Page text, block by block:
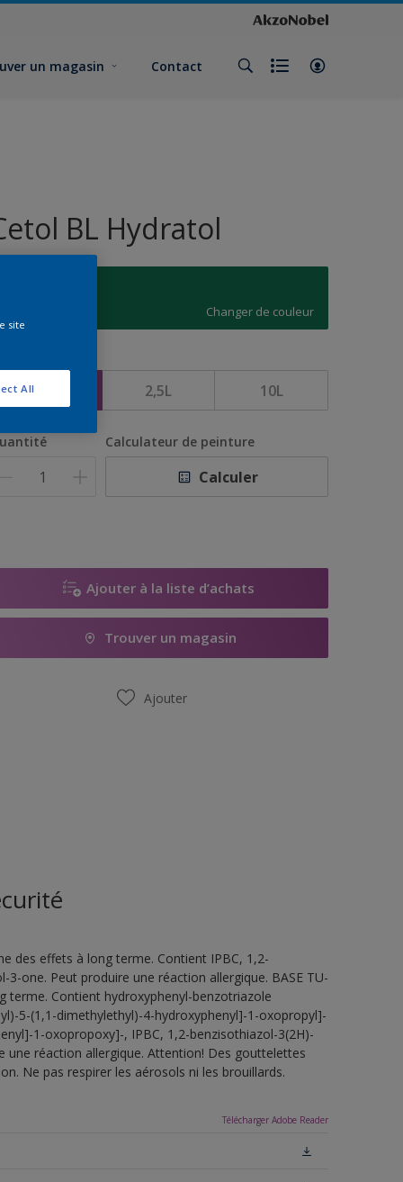
un magasin Contact
BL Hydratol
Changer de couleur
2,5L 10L
Calculateur de peinture
Calculer
Ajouter à la liste d’achats
Trouver un magasin
Ajouter
des effets à long terme. Contient IPBC, 1,2-
one. Peut produire une réaction allergique. BASE TU-
terme. Contient hydroxyphenyl-benzotriazole
5-(1,1-dimethylethyl)-4-hydroxyphenyl]-1-oxopropyl]-
1-oxopropoxy]-, IPBC, 1,2-benzisothiazol-3(2H)-
réaction allergique. Attention! Des gouttelettes
Ne pas respirer les aérosols ni les brouillards.
Télécharger Adobe Reader
site
All